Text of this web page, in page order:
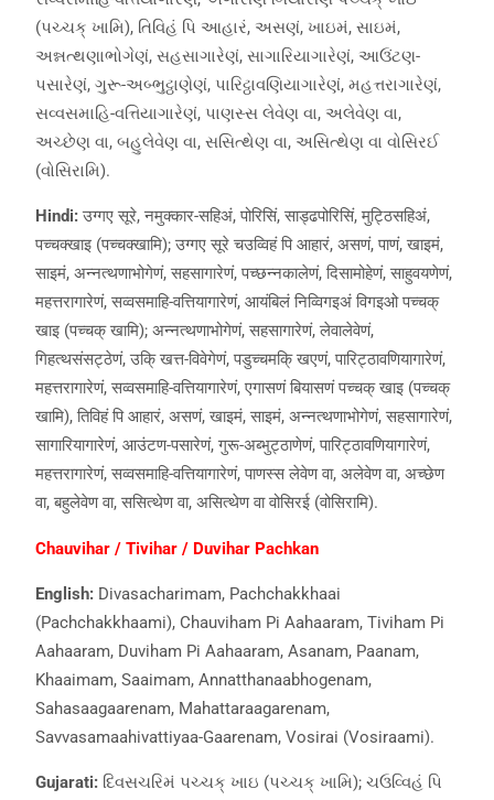
(પચ્ચક્ ખામિ), તિવિહં પિ આહારં, અસણં, ખાઇમં, સાઇમં,
અન્નત્થણાભોગેણં, સહસાગારેણં, સાગારિયાગારેણં, આઉંટણ-
પસારેણં, ગુરૂ-અબ્ભુટ્ઠાણેણં, પારિટ્ઠાવણિયાગારેણં, મહત્તરાગારેણં,
સવ્વસમાહિ-વત્તિયાગારેણં, પાણસ્સ લેવેણ વા, અલેવેણ વા,
અચ્છેણ વા, બહુલેવેણ વા, સસિત્થેણ વા, અસિત્થેણ વા વોસિરઈ
(વોસિરામિ).
Hindi:उग्गए सूरे, नमुक्कार-सहिअं, पोरिसिं, साड्ढपोरिसिं, मुट्ठिसहिअं,
पच्चक्खाइ (पच्चक्खामि); उग्गए सूरे चउव्विहं पि आहारं, असणं, पाणं, खाइमं,
साइमं, अन्नत्थणाभोगेणं, सहसागारेणं, पच्छन्नकालेणं, दिसामोहेणं, साहुवयणेणं,
महत्तरागारेणं, सव्वसमाहि-वत्तियागारेणं, आयंबिलं निव्विगइअं विगइओ पच्चक्
खाइ (पच्चक् खामि); अन्नत्थणाभोगेणं, सहसागारेणं, लेवालेवेणं,
गिहत्थसंसट्ठेणं, उकि् खत्त-विवेगेणं, पडुच्चमकि् खएणं, पारिट्ठावणियागारेणं,
महत्तरागारेणं, सव्वसमाहि-वत्तियागारेणं, एगासणं बियासणं पच्चक् खाइ (पच्चक्
खामि), तिविहं पि आहारं, असणं, खाइमं, साइमं, अन्नत्थणाभोगेणं, सहसागारेणं,
सागारियागारेणं, आउंटण-पसारेणं, गुरू-अब्भुट्ठाणेणं, पारिट्ठावणियागारेणं,
महत्तरागारेणं, सव्वसमाहि-वत्तियागारेणं, पाणस्स लेवेण वा, अलेवेण वा, अच्छेण
वा, बहुलेवेण वा, ससित्थेण वा, असित्थेण वा वोसिरई (वोसिरामि).
Chauvihar / Tivihar / Duvihar Pachkan
English: Divasacharimam, Pachchakkhaai
(Pachchakkhaami), Chauviham Pi Aahaaram, Tiviham Pi
Aahaaram, Duviham Pi Aahaaram, Asanam, Paanam,
Khaaimam, Saaimam, Annatthanaabhogenam,
Sahasaagaarenam, Mahattaraagarenam,
Savvasamaahivattiyaa-Gaarenam, Vosirai (Vosiraami).
Gujarati: દિવસચરિમં પચ્ચક્ ખાઇ (પચ્ચક્ ખામિ); ચઉવ્વિહં પિ